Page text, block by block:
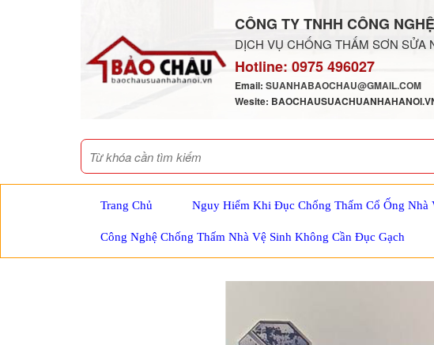
CÔNG TY TNHH CÔNG
DỊCH VỤ CHỐNG THẤM SƠN SỬA
Hotline: 0975 496027
Email: SUANHABAOCHAU@GMAIL.COM
Wesite:
Trang Chủ Nguy Hiểm Khi Đục Chống Thấm Cổ Ống Nhà
Công Nghệ Chống Thấm Nhà Vệ Sinh Không Cần Đục Gạch